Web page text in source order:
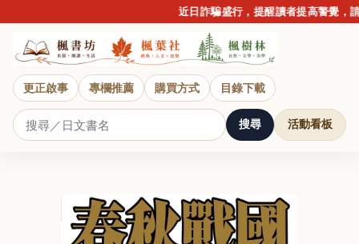
近日詐騙盛行，提醒讀者提高警覺，請
更正啟事 專欄推薦 購買方式 目錄下載
搜尋 活動看板